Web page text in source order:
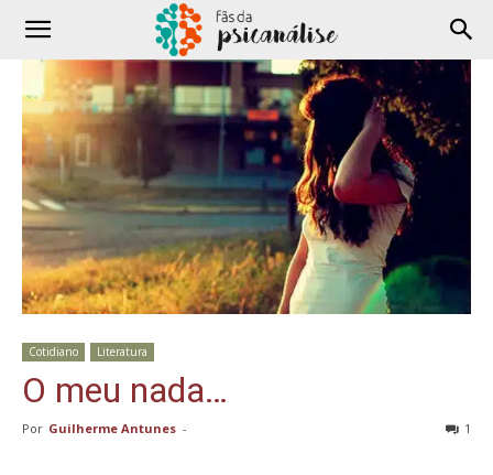
Cotidiano Literatura
O meu nada…
Por Guilherme Antunes - 1